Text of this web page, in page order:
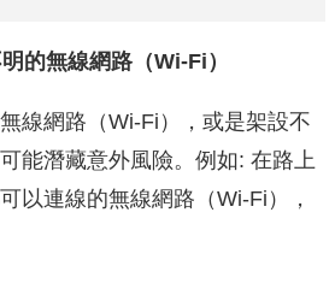
的無線網路（Wi-Fi）
線網路（Wi-Fi），或是架設不
能潛藏意外風險。例如: 在路上
以連線的無線網路（Wi-Fi），